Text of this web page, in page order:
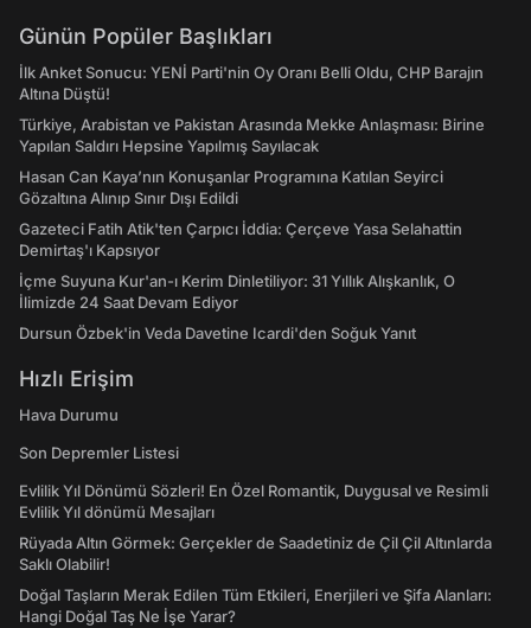
Günün Popüler Başlıkları
İlk Anket Sonucu: YENİ Parti'nin Oy Oranı Belli Oldu, CHP Barajın
Altına Düştü!
Türkiye, Arabistan ve Pakistan Arasında Mekke Anlaşması: Birine
Yapılan Saldırı Hepsine Yapılmış Sayılacak
Hasan Can Kaya’nın Konuşanlar Programına Katılan Seyirci
Gözaltına Alınıp Sınır Dışı Edildi
Gazeteci Fatih Atik'ten Çarpıcı İddia: Çerçeve Yasa Selahattin
Demirtaş'ı Kapsıyor
İçme Suyuna Kur'an-ı Kerim Dinletiliyor: 31 Yıllık Alışkanlık, O
İlimizde 24 Saat Devam Ediyor
Dursun Özbek'in Veda Davetine Icardi'den Soğuk Yanıt
Hızlı Erişim
Hava Durumu
Son Depremler Listesi
Evlilik Yıl Dönümü Sözleri! En Özel Romantik, Duygusal ve Resimli
Evlilik Yıl dönümü Mesajları
Rüyada Altın Görmek: Gerçekler de Saadetiniz de Çil Çil Altınlarda
Saklı Olabilir!
Doğal Taşların Merak Edilen Tüm Etkileri, Enerjileri ve Şifa Alanları:
Hangi Doğal Taş Ne İşe Yarar?